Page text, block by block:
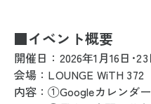
■イベント概要
開催日：2026年1月16日･
会場：LOUNGE WiTH 372
内容：①Googleカレンダ